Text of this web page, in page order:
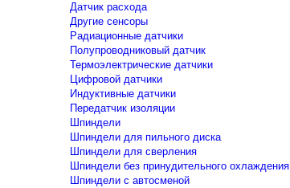
Датчик расхода
Другие сенсоры
Радиационные датчики
Полупроводниковый датчик
Термоэлектрические датчики
Цифровой датчики
Индуктивные датчики
Передатчик изоляции
Шпиндели
Шпиндели для пильного диска
Шпиндели для сверления
Шпиндели без принудительного охлаждения
Шпиндели с автосменой